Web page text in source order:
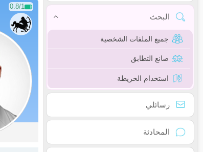
البحث
جميع الملفات الشخصية
صانع التطابق
استخدام الخريطة
رسائلي
المحادثة
0.8/1